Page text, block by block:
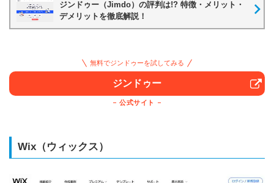
ジンドゥー（Jimdo）の評判は!? 特徴・メリット・
デメリットを徹底解説！
無料でジンドゥーを試してみる
ジンドゥー
公式サイト
Wix（ウィックス）